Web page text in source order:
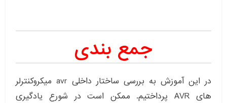
جمع بندی
در این آموزش به بررسی ساختار داخلی avr میکروکنترلر
های AVR پرداختیم. ممکن است در شورع یادگیری